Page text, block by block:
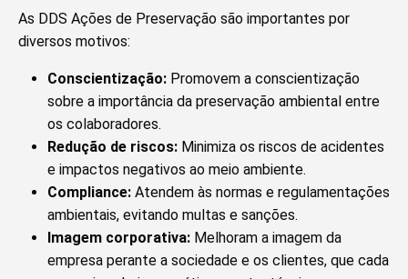
As DDS Ações de Preservação são importantes por
diversos motivos:
Conscientização: Promovem a conscientização
sobre a importância da preservação ambiental entre
os colaboradores.
Redução de riscos: Minimiza os riscos de acidentes
e impactos negativos ao meio ambiente.
Compliance: Atendem às normas e regulamentações
ambientais, evitando multas e sanções.
Imagem corporativa: Melhoram a imagem da
empresa perante a sociedade e os clientes, que cada